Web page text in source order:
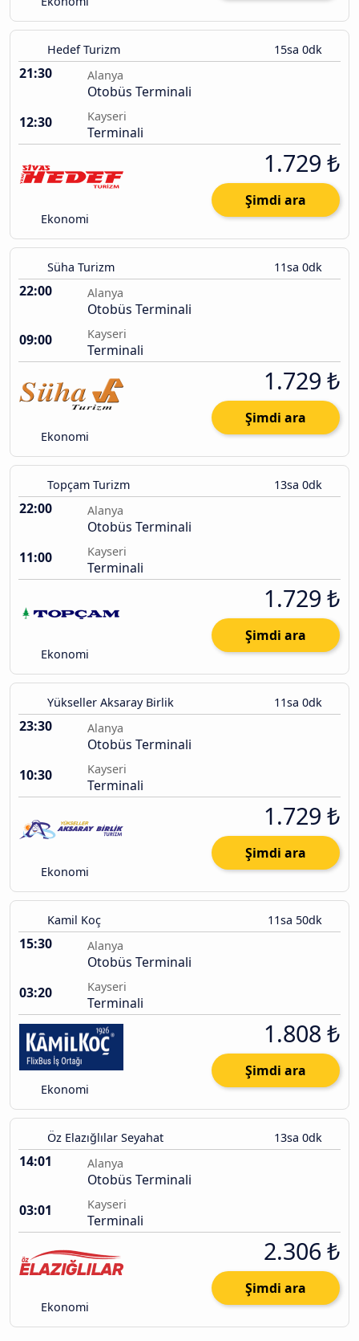
Hedef Turizm 15sa 0dk
21:30 Alanya
Otobüs Terminali
12:30
Kayseri
Terminali
Ekonomi
1.729 ₺
Şimdi ara
Süha Turizm 11sa 0dk
22:00 Alanya
Otobüs Terminali
09:00
Kayseri
Terminali
Ekonomi
1.729 ₺
Şimdi ara
Topçam Turizm 13sa 0dk
22:00 Alanya
Otobüs Terminali
11:00
Kayseri
Terminali
Ekonomi
1.729 ₺
Şimdi ara
Yükseller Aksaray Birlik 11sa 0dk
23:30 Alanya
Otobüs Terminali
10:30
Kayseri
Terminali
Ekonomi
1.729 ₺
Şimdi ara
Kamil Koç 11sa 50dk
15:30 Alanya
Otobüs Terminali
03:20
Kayseri
Terminali
Ekonomi
1.808 ₺
Şimdi ara
Öz Elazığlılar Seyahat 13sa 0dk
14:01 Alanya
Otobüs Terminali
03:01
Kayseri
Terminali
Ekonomi
2.306 ₺
Şimdi ara